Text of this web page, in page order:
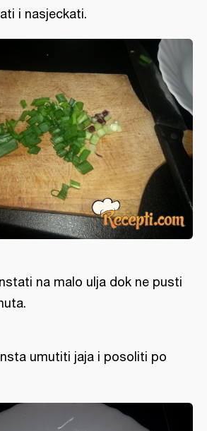
i nasjeckati.
na malo ulja dok ne pusti
umutiti jaja i posoliti po